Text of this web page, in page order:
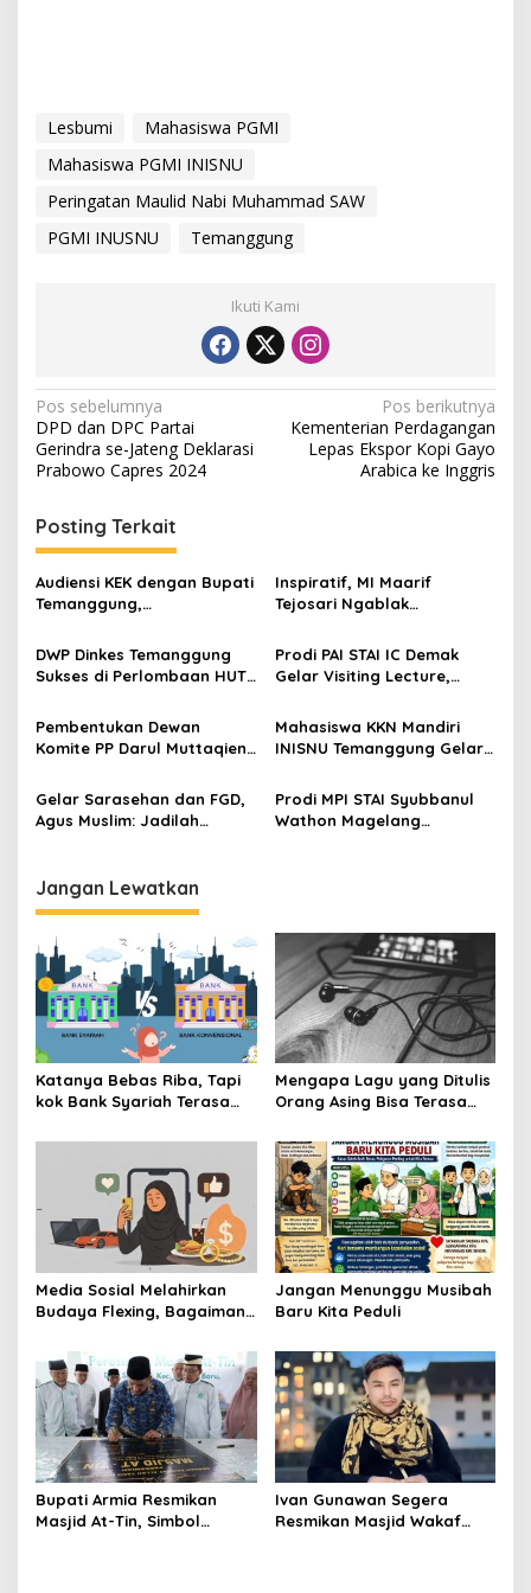
Lesbumi
Mahasiswa PGMI
Mahasiswa PGMI INISNU
Peringatan Maulid Nabi Muhammad SAW
PGMI INUSNU
Temanggung
Ikuti Kami
N
a
v
i
g
a
s
i
p
s
Pos sebelumnya
DPD dan DPC Partai
Gerindra se-Jateng Deklarasi
Prabowo Capres 2024
Pos berikutnya
Kementerian Perdagangan
Lepas Ekspor Kopi Gayo
Arabica ke Inggris
Posting Terkait
Audiensi KEK dengan Bupati
Temanggung,
Jangan Ujug-Ujug?
Inspiratif, MI Maarif
Tejosari Ngablak
Lecturer Hadirkan Dekan
FTK INISNU Temanggung
DWP Dinkes Temanggung
Sukses di Perlombaan HUT
Prodi PAI STAI IC Demak
Gelar Visiting Lecture,
Temanggung
Pembentukan Dewan
Komite PP Darul Muttaqien
Meningkatkan Pengelolaan
Lembaga
Mahasiswa KKN Mandiri
INISNU Temanggung Gelar
Perpustakaan MI Roudlotut
Thullab
Gelar Sarasehan dan FGD,
Agus Muslim: Jadilah
Prodi MPI STAI Syubbanul
Wathon Magelang
Jangan Lewatkan
Katanya Bebas Riba, Tapi
kok Bank Syariah Terasa
Mengapa Lagu yang Ditulis
Orang Asing Bisa Terasa
Media Sosial Melahirkan
Budaya Flexing, Bagaimana
Jangan Menunggu Musibah
Baru Kita Peduli
Bupati Armia Resmikan
Masjid At-Tin, Simbol
Ivan Gunawan Segera
Resmikan Masjid Wakaf